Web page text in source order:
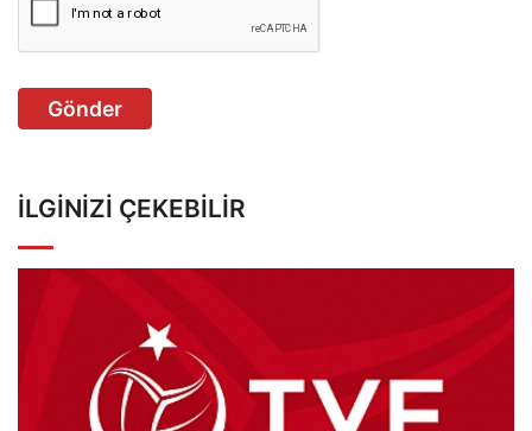
Gönder
İLGINIZI ÇEKEBILIR